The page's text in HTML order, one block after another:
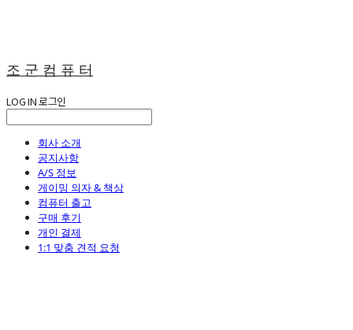
조 군 컴 퓨 터
LOG IN로그인
회사 소개
공지사항
A/S 정보
게이밍 의자 & 책상
컴퓨터 출고
구매 후기
개인 결제
1:1 맞춤 견적 요청